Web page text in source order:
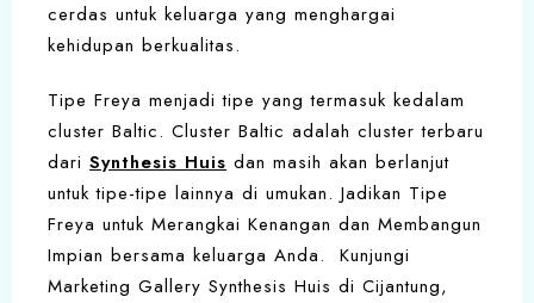
cerdas untuk keluarga yang menghargai
kehidupan berkualitas.
Tipe Freya menjadi tipe yang termasuk kedalam
cluster Baltic. Cluster Baltic adalah cluster terbaru
dari Synthesis Huis dan masih akan berlanjut
untuk tipe-tipe lainnya di umukan. Jadikan Tipe
Freya untuk Merangkai Kenangan dan Membangun
Impian bersama keluarga Anda. Kunjungi
Marketing Gallery Synthesis Huis di Cijantung,